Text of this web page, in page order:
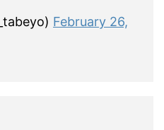
February 26,